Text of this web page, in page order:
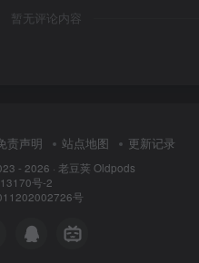
暂无评论内容
责声明 站点地图 更新记录
- 2026 · 老豆荚 Oldpods
号-2
号